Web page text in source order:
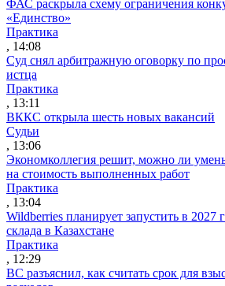
ФАС раскрыла схему ограничения
«Единство»
Практика
, 14:08
Суд снял арбитражную оговорку по
истца
Практика
, 13:11
ВККС открыла шесть новых вакансий
Судьи
, 13:06
Экономколлегия решит, можно ли
на стоимость выполненных работ
Практика
, 13:04
Wildberries планирует запустить в 2027
склада в Казахстане
Практика
, 12:29
ВС разъяснил, как считать срок для